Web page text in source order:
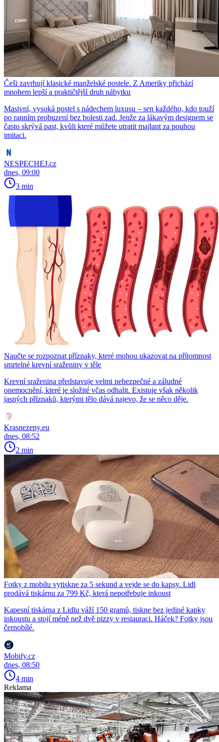
Češi zavrhují klasické manželské postele. Z Ameriky přichází
mnohem lepší a praktičtější druh nábytku
Masivní, vysoká postel s nádechem luxusu – sen každého, kdo touží
po ranním probuzení bez bolesti zad. Jenže za lákavým designem se
často skrývá past, kvůli které můžete utratit majlant za pouhou
imitaci.
NESPECHEJ.cz
dnes, 09:00
3 min
Naučte se rozpoznat příznaky, které mohou ukazovat na přítomnost
smrtelné krevní sraženiny v těle
Krevní sraženina představuje velmi nebezpečné a záludné
onemocnění, které je složité včas odhalit. Existuje však několik
jasných příznaků, kterými tělo dává najevo, že se něco děje.
Krasnezeny.eu
dnes, 08:52
2 min
Fotky z mobilu vytiskne za 5 sekund a vejde se do kapsy. Lidl
prodává tiskárnu za 799 Kč, která nepotřebuje inkoust
Kapesní tiskárna z Lidlu váží 150 gramů, tiskne bez jediné kapky
inkoustu a stojí méně než dvě pizzy v restauraci. Háček? Fotky jsou
černobílé.
Mobify.cz
dnes, 08:50
4 min
Reklama